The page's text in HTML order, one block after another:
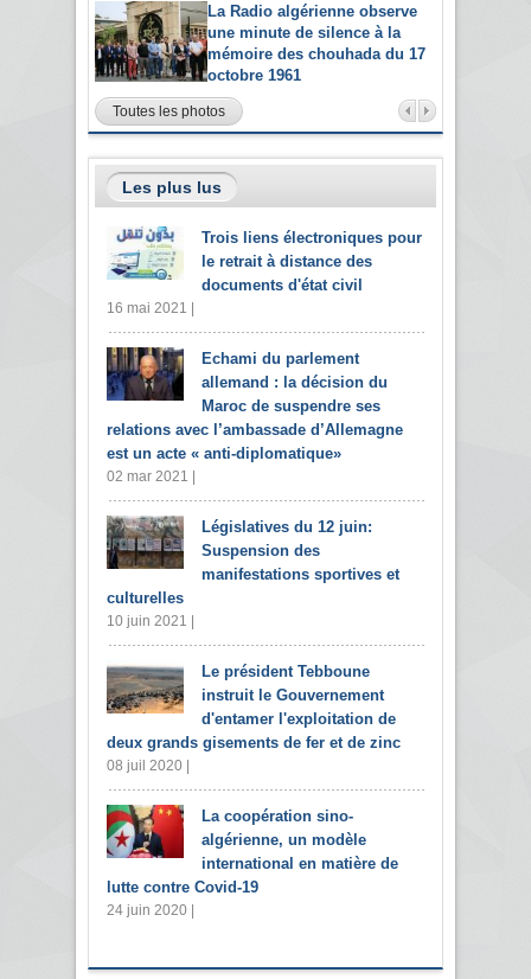
La Radio algérienne observe
une minute de silence à la
mémoire des chouhada du 17
octobre 1961
Toutes les photos
Les plus lus
Trois liens électroniques pour
le retrait à distance des
documents d'état civil
16 mai 2021 |
Echami du parlement
allemand : la décision du
Maroc de suspendre ses
relations avec l’ambassade d’Allemagne
est un acte « anti-diplomatique»
02 mar 2021 |
Législatives du 12 juin:
Suspension des
manifestations sportives et
culturelles
10 juin 2021 |
Le président Tebboune
instruit le Gouvernement
d'entamer l'exploitation de
deux grands gisements de fer et de zinc
08 juil 2020 |
La coopération sino-
algérienne, un modèle
international en matière de
lutte contre Covid-19
24 juin 2020 |